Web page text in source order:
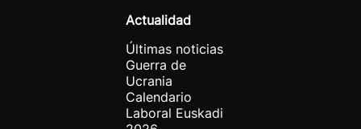
Actualidad
Últimas noticias
Guerra de
Ucrania
Calendario
Laboral Euskadi